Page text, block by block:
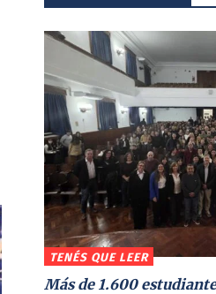
TENÉS QUE LEER
Más de 1.600